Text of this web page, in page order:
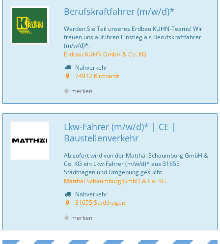
Berufskraftfahrer (m/w/d)*
Werden Sie Teil unseres Erdbau KUHN-Teams! Wir
freuen uns auf Ihren Einstieg als Berufskraftfahrer
(m/w/d)*.
Erdbau KUHN GmbH & Co. KG
Nahverkehr
74912 Kirchardt
merken
Lkw-Fahrer (m/w/d)* | CE |
Baustellenverkehr
Ab sofort wird von der Matthäi Schaumburg GmbH &
Co. KG ein Lkw-Fahrer (m/w/d)* aus 31655
Stadthagen und Umgebung gesucht.
Matthäi Schaumburg GmbH & Co. KG
Nahverkehr
31655 Stadthagen
merken